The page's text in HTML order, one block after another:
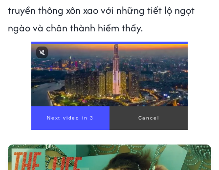
truyền thông xôn xao với những tiết lộ ngọt
ngào và chân thành hiếm thấy.